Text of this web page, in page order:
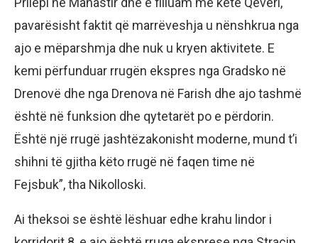
pavarësisht faktit që marrëveshja u nënshkrua nga
ajo e mëparshmja dhe nuk u kryen aktivitete. E
kemi përfunduar rrugën ekspres nga Gradsko në
Drenovë dhe nga Drenova në Farish dhe ajo tashmë
është në funksion dhe qytetarët po e përdorin.
Është një rrugë jashtëzakonisht moderne, mund t’i
shihni të gjitha këto rrugë në faqen time në
Fejsbuk”, tha Nikolloski.
Ai theksoi se është lëshuar edhe krahu lindor i